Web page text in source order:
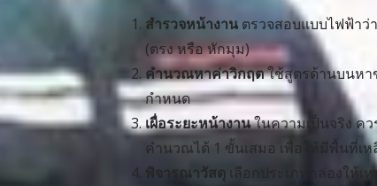
สำรวจหน้างาน ตรวจสอบแบบไฟฟ้าว่
(ตรง หรือ หักมุม)
คำนวณหาค่าวิกฤตใช้สูตรด้านบนหา
กำหนด
เผื่อระยะหน้างานในความเป็นจริง ค
คำนวณได้ 1 ขั้นเสมอ เพื่อให้มีพื้นที่เ
พิจารณาวัสดุ เลือกประเภทกล่องให้